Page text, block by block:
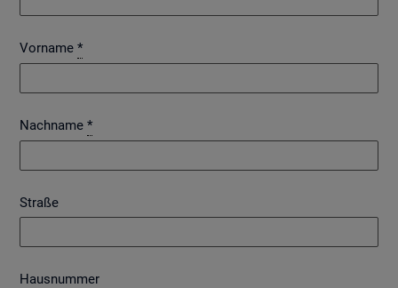
Vorname *
Nachname *
Straße
Hausnummer